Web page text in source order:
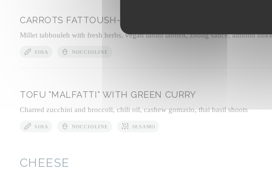
CARROTS FATTOUSH-STYLE
Millet tabbouleh with fresh herbs, vegan tahini labneh, zhoug sauce, almond
SOIA NOCCIOLINE
TOFU "MALFATTI" WITH GREEN CURRY
Charred zucchini and broccoli, chili oil, cashew gomasio, thai basil shoots
SOIA NOCCIOLINE SESAMO
CHEESE